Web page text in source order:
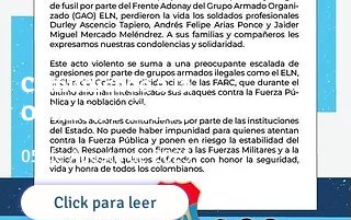
Comunicado a la
Opinión Pública
05 de Agosto de 2025
Click para leer